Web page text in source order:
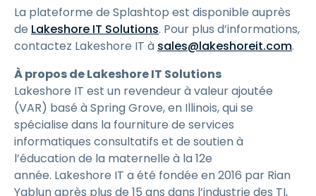
La plateforme de Splashtop est disponible auprès
de Lakeshore IT Solutions. Pour plus d’informations,
contactez Lakeshore IT à sales@lakeshoreit.com.
À propos de Lakeshore IT Solutions
Lakeshore IT est un revendeur à valeur ajoutée
(VAR) basé à Spring Grove, en Illinois, qui se
spécialise dans la fourniture de services
informatiques consultatifs et de soutien à
l’éducation de la maternelle à la 12e
année. Lakeshore IT a été fondée en 2016 par Rian
Yablun après plus de 15 ans dans l’industrie des TI,